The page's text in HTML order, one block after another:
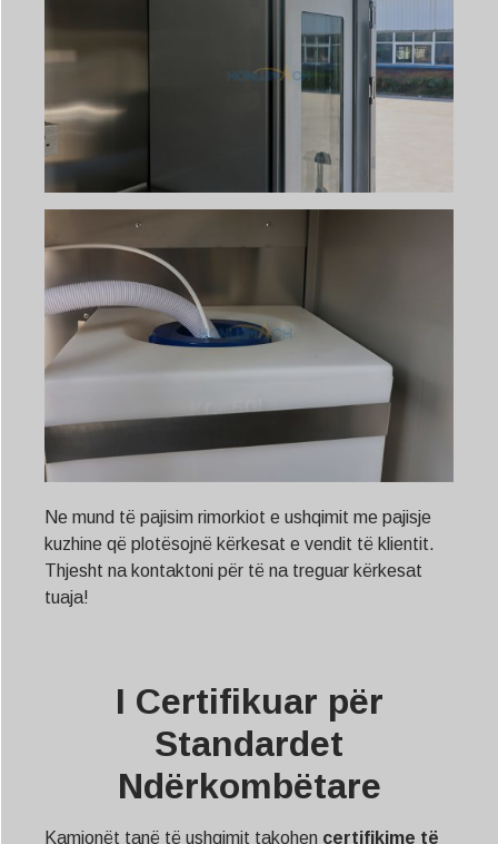
Ne mund të pajisim rimorkiot e ushqimit me pajisje
kuzhine që plotësojnë kërkesat e vendit të klientit.
Thjesht na kontaktoni për të na treguar kërkesat
tuaja!
I Certifikuar për
Standardet
Ndërkombëtare
Kamionët tanë të ushqimit takohen certifikime të